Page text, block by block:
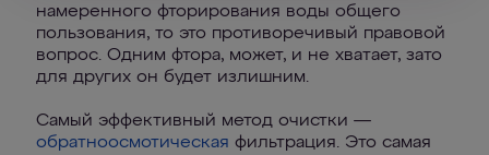
намеренного фторирования воды общего
пользования, то это противоречивый правовой
вопрос. Одним фтора, может, и не хватает, зато
для других он будет излишним.
Самый эффективный метод очистки —
обратноосмотическая фильтрация. Это самая